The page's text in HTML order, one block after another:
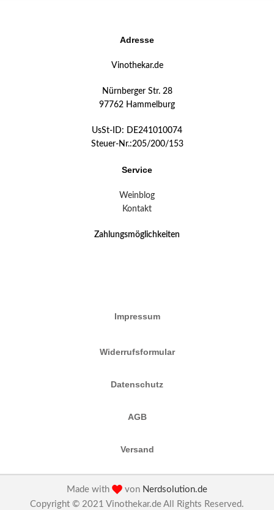
Adresse
Vinothekar.de
Nürnberger Str. 28
97762 Hammelburg
UsSt-ID: DE241010074
Steuer-Nr.:205/200/153
Service
Weinblog
Kontakt
Zahlungsmöglichkeiten
Impressum
Widerrufsformular
Datenschutz
AGB
Versand
Made with von Nerdsolution.de
Copyright © 2021 Vinothekar.de All Rights Reserved.